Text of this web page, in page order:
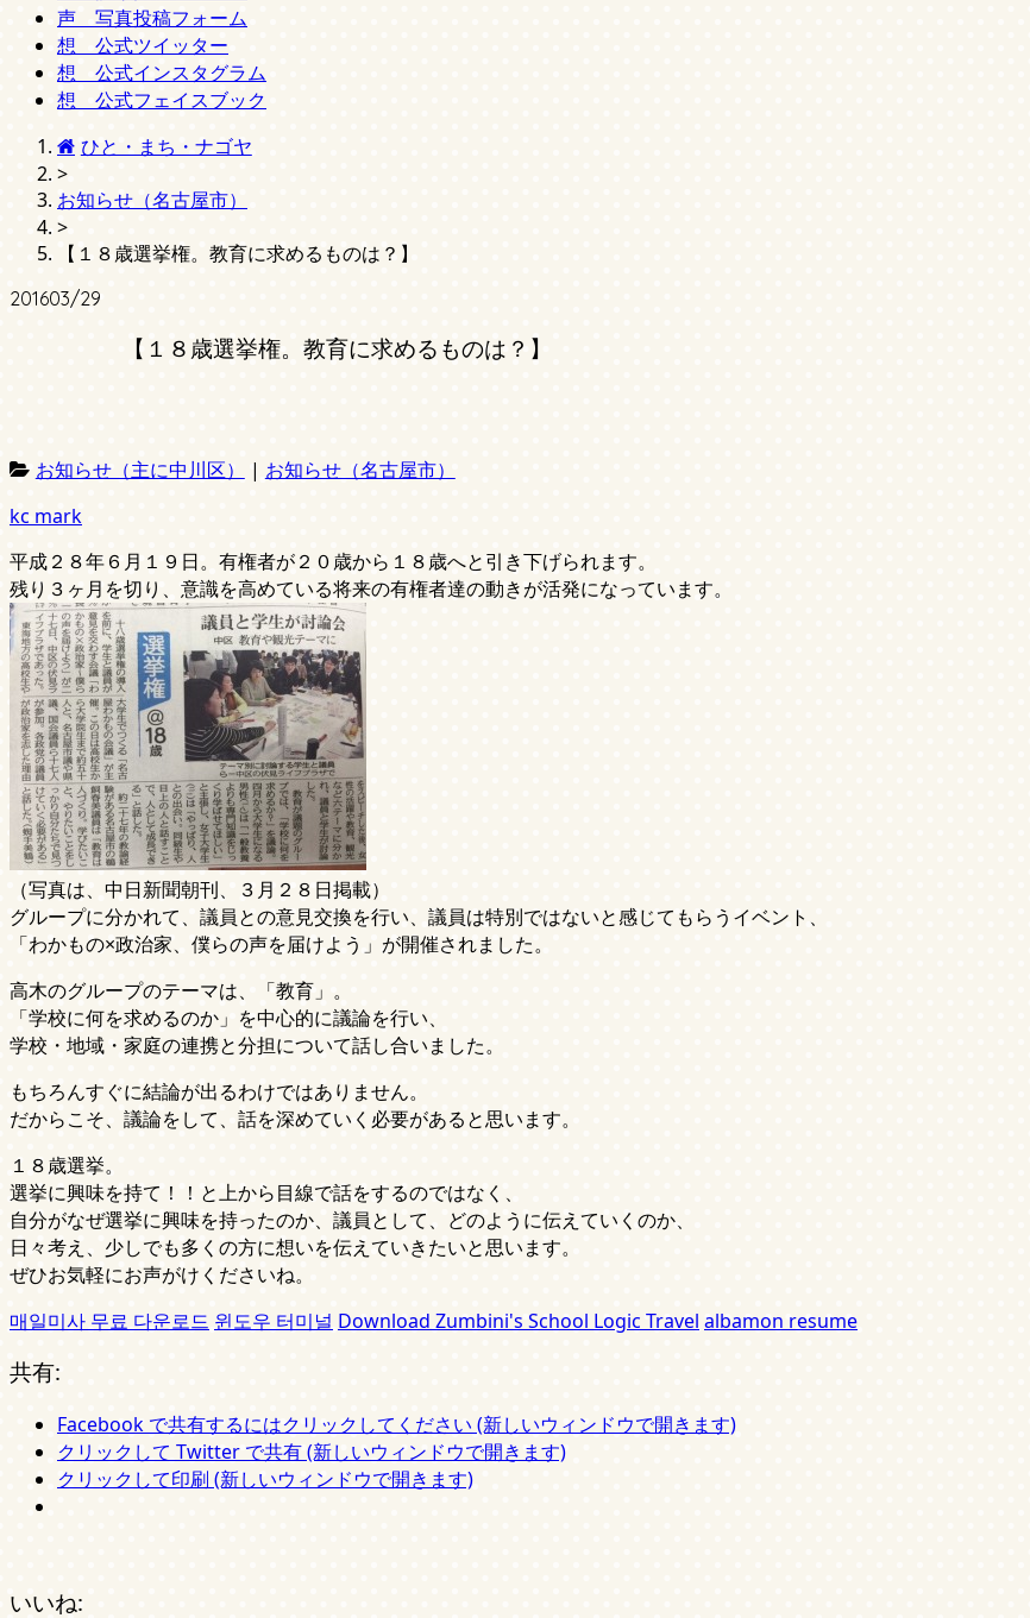
声 写真投稿フォーム
想 公式ツイッター
想 公式インスタグラム
想 公式フェイスブック
ひと・まち・ナゴヤ
>
お知らせ（名古屋市）
>
【１８歳選挙権。教育に求めるものは？】
201603/29
【１８歳選挙権。教育に求めるものは？】
お知らせ（主に中川区） | お知らせ（名古屋市）
kc mark
平成２８年６月１９日。有権者が２０歳から１８歳へと引き下げられます。
残り３ヶ月を切り、意識を高めている将来の有権者達の動きが活発になっています。
（写真は、中日新聞朝刊、３月２８日掲載）
グループに分かれて、議員との意見交換を行い、議員は特別ではないと感じてもらうイベント、
「わかもの×政治家、僕らの声を届けよう」が開催されました。
高木のグループのテーマは、「教育」。
「学校に何を求めるのか」を中心的に議論を行い、
学校・地域・家庭の連携と分担について話し合いました。
もちろんすぐに結論が出るわけではありません。
だからこそ、議論をして、話を深めていく必要があると思います。
１８歳選挙。
選挙に興味を持て！！と上から目線で話をするのではなく、
自分がなぜ選挙に興味を持ったのか、議員として、どのように伝えていくのか、
日々考え、少しでも多くの方に想いを伝えていきたいと思います。
ぜひお気軽にお声がけくださいね。
매일미사 무료 다운로드 윈도우 터미널 Download Zumbini's School Logic Travel albamon resume
共有:
Facebook で共有するにはクリックしてください (新しいウィンドウで開きます)
クリックして Twitter で共有 (新しいウィンドウで開きます)
クリックして印刷 (新しいウィンドウで開きます)
いいね: